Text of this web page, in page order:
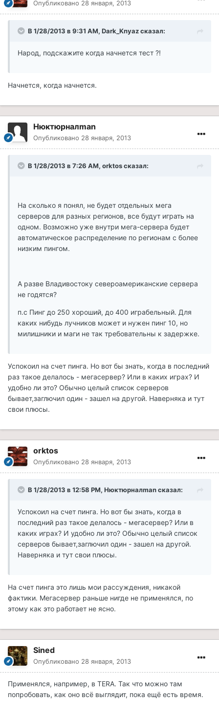
Опубликовано 28 января, 2013
В 1/28/2013 в 9:31 AM, Dark_Knyaz сказал:
Народ, подскажите когда начнется тест ?!
Начнется, когда начнется.
Нюктюрналman
Опубликовано 28 января, 2013
В 1/28/2013 в 7:26 AM, orktos сказал:
На сколько я понял, не будет отдельных мега
серверов для разных регионов, все будут играть на
одном. Возможно уже внутри мега-сервера будет
автоматическое распределение по регионам с более
низким пингом.
А разве Владивостоку североамериканские сервера
не годятся?
п.с Пинг до 250 хороший, до 400 играбельный. Для
каких нибудь лучников может и нужен пинг 10, но
милишники и маги не так требовательны к задержке.
Успокоил на счет пинга. Но вот бы знать, когда в последний
раз такое делалось - мегасервер? Или в каких играх? И
удобно ли это? Обычно целый список серверов
бывает,заглючил один - зашел на другой. Наверняка и тут
свои плюсы.
orktos
Опубликовано 28 января, 2013
В 1/28/2013 в 12:58 PM, Нюктюрналman сказал:
Успокоил на счет пинга. Но вот бы знать, когда в
последний раз такое делалось - мегасервер? Или в
каких играх? И удобно ли это? Обычно целый список
серверов бывает,заглючил один - зашел на другой.
Наверняка и тут свои плюсы.
На счет пинга это лишь мои рассуждения, никакой
фактики. Мегасервер раньше нигде не применялся, по
этому как это работает не ясно.
Sined
Опубликовано 28 января, 2013
Применялся, например, в TERA. Так что можно там
попробовать, как оно всё выглядит, пока ещё есть время.